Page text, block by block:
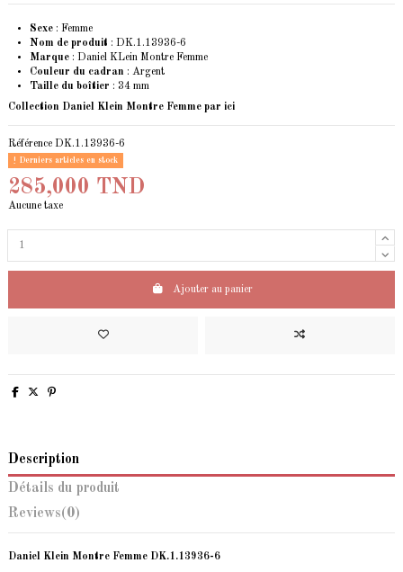
Sexe : Femme
Nom de produit : DK.1.13936-6
Marque : Daniel KLein Montre Femme
Couleur du cadran : Argent
Taille du boîtier : 34 mm
Collection Daniel Klein Montre Femme par ici
Référence DK.1.13936-6
Derniers articles en stock
285,000 TND
Aucune taxe
Ajouter au panier
Description
Détails du produit
Reviews(0)
Daniel Klein Montre Femme DK.1.13936-6